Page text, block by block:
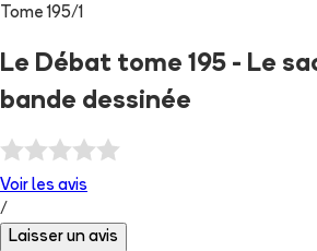
Tome 195/1
Le Débat tome 195 - Le
bande dessinée
Voir les avis
/
Laisser un avis